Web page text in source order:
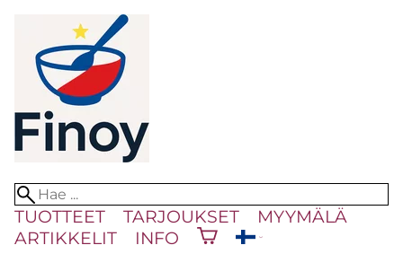
TUOTTEET TARJOUKSET
MYYMÄLÄ
ARTIKKELIT
INFO